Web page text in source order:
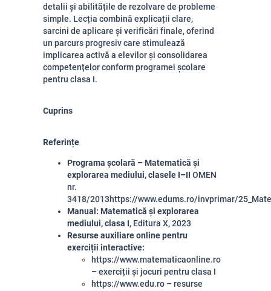
detalii și abilitățile de rezolvare de probleme
simple. Lecția combină explicații clare,
sarcini de aplicare și verificări finale, oferind
un parcurs progresiv care stimulează
implicarea activă a elevilor și consolidarea
competențelor conform programei școlare
pentru clasa I.
Cuprins
Referințe
Programa școlară – Matematică și
explorarea mediului, clasele I–II OMEN
nr.
3418/2013https://www.edums.ro/invprimar/
Manual: Matematică și explorarea
mediului, clasa I, Editura X, 2023
Resurse auxiliare online pentru
exerciții interactive:
https://www.matematicaonline.ro
– exerciții și jocuri pentru clasa I
https://www.edu.ro – resurse